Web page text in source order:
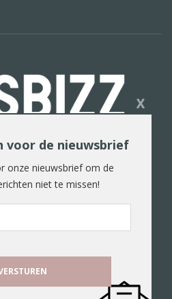
in woord en beeld
X
voor de nieuwsbrief
onze nieuwsbrief om de
niet te missen!